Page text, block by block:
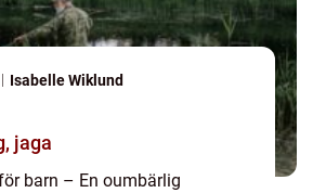
Isabelle Wiklund
jaga
barn – En oumbärlig